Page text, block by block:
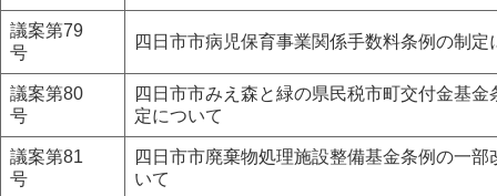
議案第79
号
四日市市病児保育事業関係手数料条例の制定
議案第80
号
四日市市みえ森と緑の県民税市町交付金基金
定について
議案第81
号
四日市市廃棄物処理施設整備基金条例の一部
いて